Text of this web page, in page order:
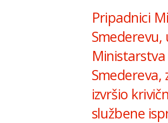
Pripadnici
Ministarstva
izvršio
službene